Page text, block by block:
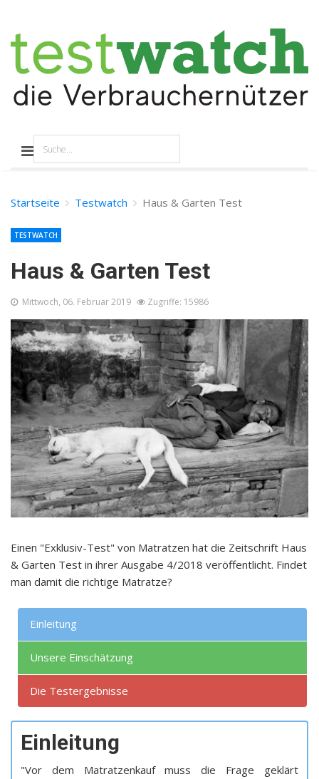
Startseite Testwatch Haus & Garten Test
Haus & Garten Test
TESTWATCH
Mittwoch, 06. Februar 2019 Zugriffe: 15986
Einen "Exklusiv-Test" von Matratzen hat die Zeitschrift Haus
& Garten Test in ihrer Ausgabe 4/2018 veröffentlicht. Findet
man damit die richtige Matratze?
Einleitung
Unsere Einschätzung
Die Testergebnisse
Einleitung
"Vor dem Matratzenkauf muss die Frage geklärt